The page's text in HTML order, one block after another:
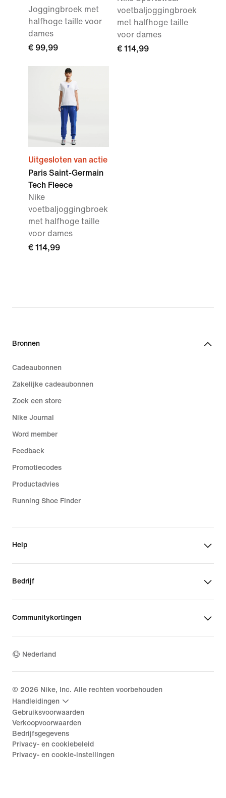
Joggingbroek met
halfhoge taille voor
dames
€ 99,99
voetbaljoggingbroek
met halfhoge taille
voor dames
€ 114,99
Uitgesloten van actie
Paris Saint-Germain
Tech Fleece
Nike
voetbaljoggingbroek
met halfhoge taille
voor dames
€ 114,99
Bronnen
Cadeaubonnen
Zakelijke cadeaubonnen
Zoek een store
Nike Journal
Word member
Feedback
Promotiecodes
Productadvies
Running Shoe Finder
Help
Bedrijf
Communitykortingen
Nederland
© 2026 Nike, Inc. Alle rechten voorbehouden
Handleidingen
Gebruiksvoorwaarden
Verkoopvoorwaarden
Bedrijfsgegevens
Privacy- en cookiebeleid
Privacy- en cookie-instellingen